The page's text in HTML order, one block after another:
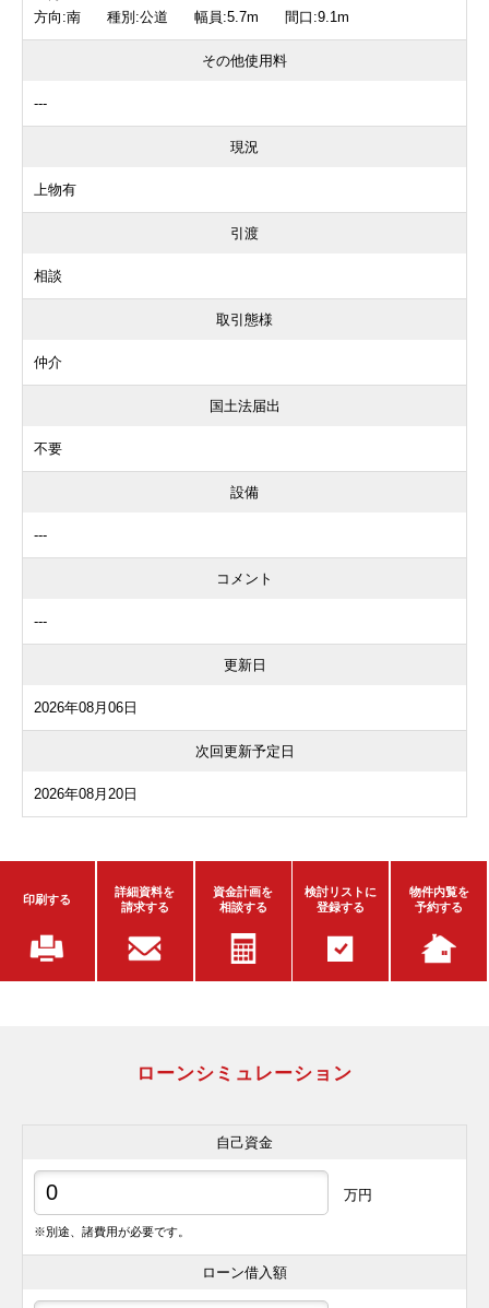
方向:南 種別:公道 幅員:5.7m 間口:9.1m
その他使用料
---
現況
上物有
引渡
相談
取引態様
仲介
国土法届出
不要
設備
---
コメント
---
更新日
2026年08月06日
次回更新予定日
2026年08月20日
印刷する
詳細資料を
請求する
資金計画を
相談する
検討リストに
登録する
物件内覧を
予約する
ローンシミュレーション
自己資金
万円
※別途、諸費用が必要です。
ローン借入額